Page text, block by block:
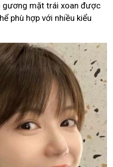
gương mặt trái xoan được
phù hợp với nhiều kiểu